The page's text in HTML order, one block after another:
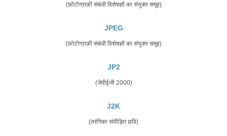
(फ़ोटोग्राफ़ी संबंधी विशेषज्ञों का संयुक्त समूह)
JPEG
(फ़ोटोग्राफ़ी संबंधी विशेषज्ञों का संयुक्त समूह)
JP2
(जेपीईजी 2000)
J2K
(तरंगिका संपीड़ित छवि)